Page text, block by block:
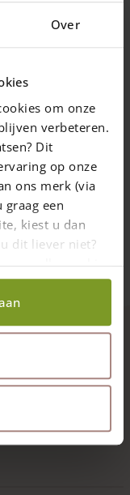
Over
om onze
verbeteren.
Dit
op onze
ons merk (via
een
kiest u dan
dit liever niet?
aan welke cookies
qualité. Elles sont